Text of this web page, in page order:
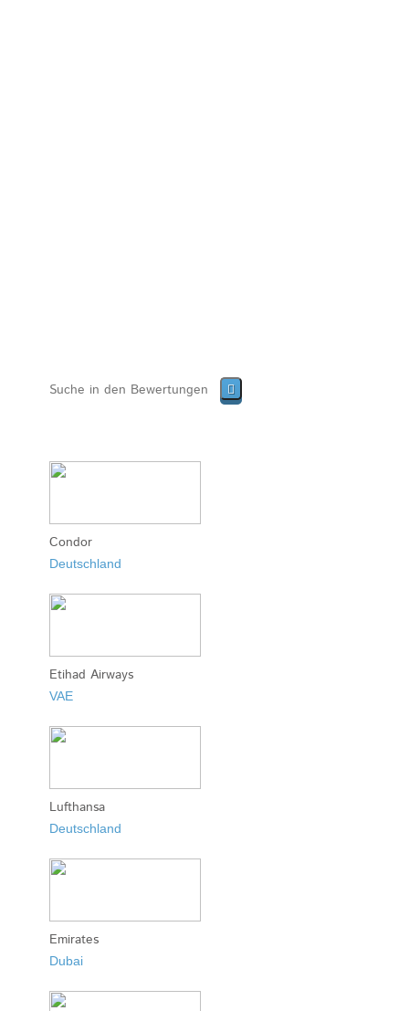
Condor
Deutschland
Etihad Airways
VAE
Lufthansa
Deutschland
Emirates
Dubai